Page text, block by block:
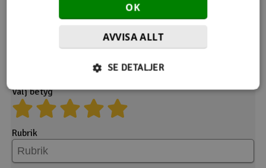
Ge din feedback
Amass EC5 Batteri Sidoplugg - (kvinna)
Välj betyg
Rubrik
OK
AVVISA ALLT
SE DETALJER